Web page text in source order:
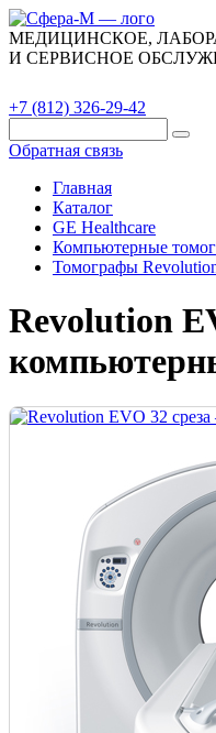
МЕДИЦИНСКОЕ,
И СЕРВИСНОЕ
+7 (812) 326-29-42
Обратная связь
Главная
Каталог
GE Healthcare
Компьютерные
Томографы
Revolution